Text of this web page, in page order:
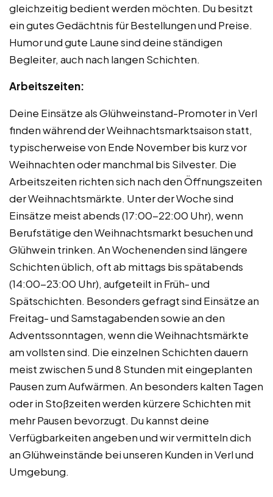
gleichzeitig bedient werden möchten. Du besitzt
ein gutes Gedächtnis für Bestellungen und Preise.
Humor und gute Laune sind deine ständigen
Begleiter, auch nach langen Schichten.
Arbeitszeiten:
Deine Einsätze als Glühweinstand-Promoter in Verl
finden während der Weihnachtsmarktsaison statt,
typischerweise von Ende November bis kurz vor
Weihnachten oder manchmal bis Silvester. Die
Arbeitszeiten richten sich nach den Öffnungszeiten
der Weihnachtsmärkte. Unter der Woche sind
Einsätze meist abends (17:00-22:00 Uhr), wenn
Berufstätige den Weihnachtsmarkt besuchen und
Glühwein trinken. An Wochenenden sind längere
Schichten üblich, oft ab mittags bis spätabends
(14:00-23:00 Uhr), aufgeteilt in Früh- und
Spätschichten. Besonders gefragt sind Einsätze an
Freitag- und Samstagabenden sowie an den
Adventssonntagen, wenn die Weihnachtsmärkte
am vollsten sind. Die einzelnen Schichten dauern
meist zwischen 5 und 8 Stunden mit eingeplanten
Pausen zum Aufwärmen. An besonders kalten Tagen
oder in Stoßzeiten werden kürzere Schichten mit
mehr Pausen bevorzugt. Du kannst deine
Verfügbarkeiten angeben und wir vermitteln dich
an Glühweinstände bei unseren Kunden in Verl und
Umgebung.